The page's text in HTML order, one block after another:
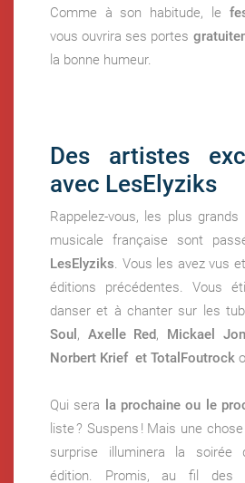
Comme à son habitude, le
vous ouvrira ses portes
la bonne humeur.
Des artistes
avec LesElyziks
Rappelez-vous, les plus
musicale française sont
LesElyziks. Vous les avez vus
éditions précédentes. Vous
danser et à chanter sur les
Soul , Axelle Red, Mickael
Norbert Krief et TotalFoutrock
Qui sera la prochaine ou le
liste ? Suspens ! Mais une
surprise illuminera la soirée
édition. Promis, au fil des